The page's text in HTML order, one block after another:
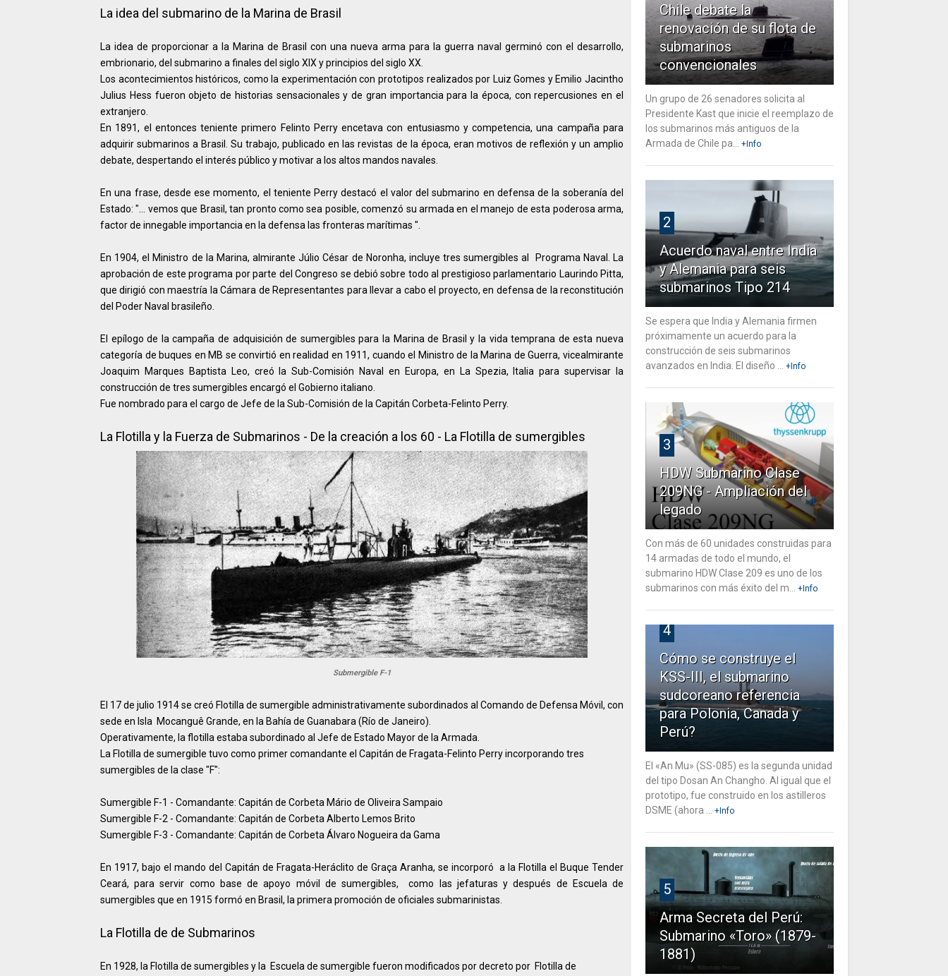
La idea del submarino de la Marina de Brasil
La idea de proporcionar a la Marina de Brasil con una nueva arma para la guerra naval germinó con el desarrollo,
embrionario, del submarino a finales del siglo XIX y principios del siglo XX.
Los acontecimientos históricos, como la experimentación con prototipos realizados por Luiz Gomes y Emilio Jacintho
Julius Hess fueron objeto de historias sensacionales y de gran importancia para la época, con repercusiones en el
extranjero.
En 1891, el entonces teniente primero Felinto Perry encetava con entusiasmo y competencia, una campaña para
adquirir submarinos a Brasil. Su trabajo, publicado en las revistas de la época, eran motivos de reflexión y un amplio
debate, despertando el interés público y motivar a los altos mandos navales.
En una frase, desde ese momento, el teniente Perry destacó el valor del submarino en defensa de la soberanía del
Estado: "... vemos que Brasil, tan pronto como sea posible, comenzó su armada en el manejo de esta poderosa arma,
factor de innegable importancia en la defensa las fronteras marítimas ".
En 1904, el Ministro de la Marina, almirante Júlio César de Noronha, incluye tres sumergibles al Programa Naval. La
aprobación de este programa por parte del Congreso se debió sobre todo al prestigioso parlamentario Laurindo Pitta,
que dirigió con maestría la Cámara de Representantes para llevar a cabo el proyecto, en defensa de la reconstitución
del Poder Naval brasileño.
El epílogo de la campaña de adquisición de sumergibles para la Marina de Brasil y la vida temprana de esta nueva
categoría de buques en MB se convirtió en realidad en 1911, cuando el Ministro de la Marina de Guerra, vicealmirante
Joaquim Marques Baptista Leo, creó la Sub-Comisión Naval en Europa, en La Spezia, Italia para supervisar la
construcción de tres sumergibles encargó el Gobierno italiano.
Fue nombrado para el cargo de Jefe de la Sub-Comisión de la Capitán Corbeta-Felinto Perry.
La Flotilla y la Fuerza de Submarinos - De la creación a los 60 - La Flotilla de sumergibles
Submergible F-1
El 17 de julio 1914 se creó Flotilla de sumergible administrativamente subordinados al Comando de Defensa Móvil, con
sede en Isla Mocanguê Grande, en la Bahía de Guanabara (Río de Janeiro).
Operativamente, la flotilla estaba subordinado al Jefe de Estado Mayor de la Armada.
La Flotilla de sumergible tuvo como primer comandante el Capitán de Fragata-Felinto Perry incorporando tres
sumergibles de la clase "F":
Sumergible F-1 - Comandante: Capitán de Corbeta Mário de Oliveira Sampaio
Sumergible F-2 - Comandante: Capitán de Corbeta Alberto Lemos Brito
Sumergible F-3 - Comandante: Capitán de Corbeta Álvaro Nogueira da Gama
En 1917, bajo el mando del Capitán de Fragata-Heráclito de Graça Aranha, se incorporó a la Flotilla el Buque Tender
Ceará, para servir como base de apoyo móvil de sumergibles, como las jefaturas y después de Escuela de
sumergibles que en 1915 formó en Brasil, la primera promoción de oficiales submarinistas.
La Flotilla de de Submarinos
En 1928, la Flotilla de sumergibles y la Escuela de sumergible fueron modificados por decreto por Flotilla de
Chile debate la
renovación de su flota de
submarinos
convencionales
Un grupo de 26 senadores solicita al
Presidente Kast que inicie el reemplazo de
los submarinos más antiguos de la
Armada de Chile pa...
+Info
2
Acuerdo naval entre India
y Alemania para seis
submarinos Tipo 214
Se espera que India y Alemania firmen
próximamente un acuerdo para la
construcción de seis submarinos
avanzados en India. El diseño ...
+Info
3
HDW Submarino Clase
209NG - Ampliación del
legado
Con más de 60 unidades construidas para
14 armadas de todo el mundo, el
submarino HDW Clase 209 es uno de los
submarinos con más éxito del m...
+Info
4
Cómo se construye el
KSS-III, el submarino
sudcoreano referencia
para Polonia, Canada y
Perú?
El «An Mu» (SS-085) es la segunda unidad
del tipo Dosan An Changho. Al igual que el
prototipo, fue construido en los astilleros
DSME (ahora ...
+Info
5
Arma Secreta del Perú:
Submarino «Toro» (1879-
1881)